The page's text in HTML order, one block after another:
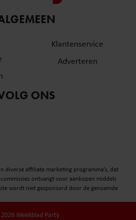
adverteren en analyse. Deze
heeft verstrekt of die ze hebben
uw gebruik van hun services. U
Klantenservice
Adverteren
ONS
diverse affiliate marketing programma’s, dat
ontvangt voor aankopen middels
wordt niet gesponsord door de genoemde
Weekblad Party